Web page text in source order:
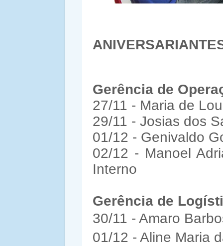
Gerência de
27/11 - Maria de
29/11 - Josias dos
01/12 - Genivaldo
02/12 - Manoel
Interno
Gerência de
30/11 - Amaro
01/12 - Aline Maria